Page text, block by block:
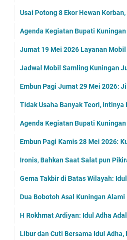
Usai Potong 8 Ekor Hewan
Agenda Kegiatan Bupati
Jumat 19 Mei 2026 Layanan
Jadwal Mobil Samling Kuningan
Embun Pagi Jumat 29 Mei 2026:
Tidak Usaha Banyak Teori,
Agenda Kegiatan Bupati
Embun Pagi Kamis 28 Mei 2026:
Ironis, Bahkan Saat Salat pun
Gema Takbir di Batas Wilayah:
Dua Bobotoh Asal Kuningan
H Rokhmat Ardiyan: Idul Adha
Libur dan Cuti Bersama Idul Adha,